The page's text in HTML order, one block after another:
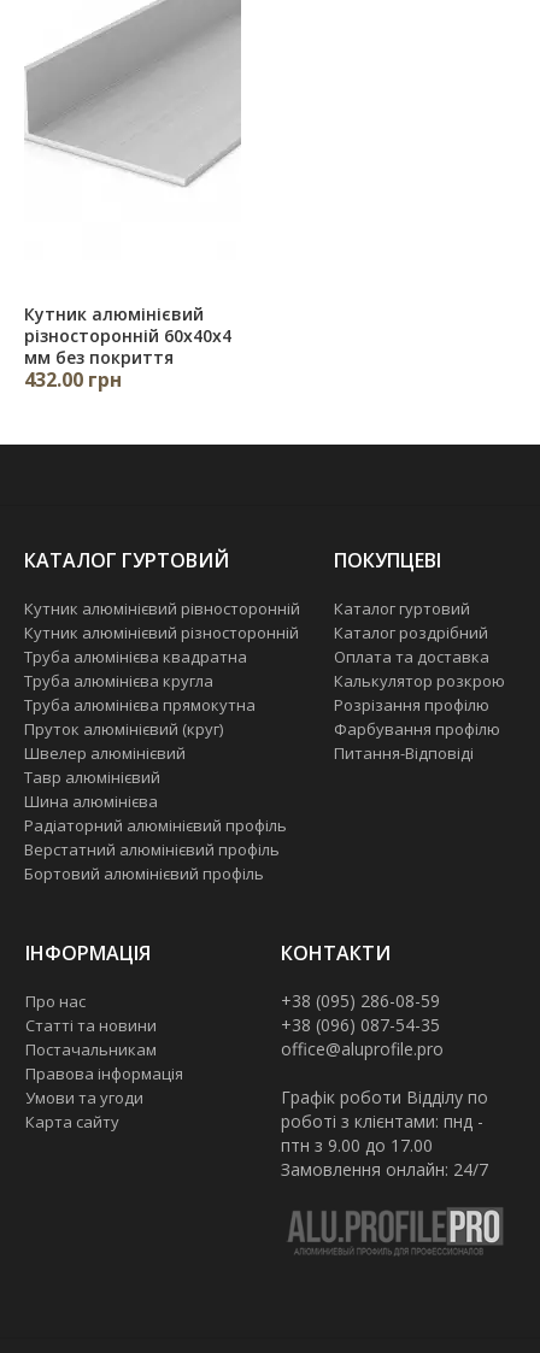
Кутник алюмінієвий
різносторонній 60х40х4
мм без покриття
432.00 грн
КАТАЛОГ ГУРТОВИЙ
Кутник алюмінієвий рівносторонній
Кутник алюмінієвий різносторонній
Труба алюмінієва квадратна
Труба алюмінієва кругла
Труба алюмінієва прямокутна
Пруток алюмінієвий (круг)
Швелер алюмінієвий
Тавр алюмінієвий
Шина алюмінієва
Радіаторний алюмінієвий профіль
Верстатний алюмінієвий профіль
Бортовий алюмінієвий профіль
ПОКУПЦЕВІ
Каталог гуртовий
Каталог роздрібний
Оплата та доставка
Калькулятор розкрою
Розрізання профілю
Фарбування профілю
Питання-Відповіді
ІНФОРМАЦІЯ
Про нас
Статті та новини
Постачальникам
Правова інформація
Умови та угоди
Карта сайту
КОНТАКТИ
+38 (095) 286-08-59
+38 (096) 087-54-35
office@aluprofile.pro
Графік роботи Відділу по
роботі з клієнтами: пнд -
птн з 9.00 до 17.00
Замовлення онлайн: 24/7